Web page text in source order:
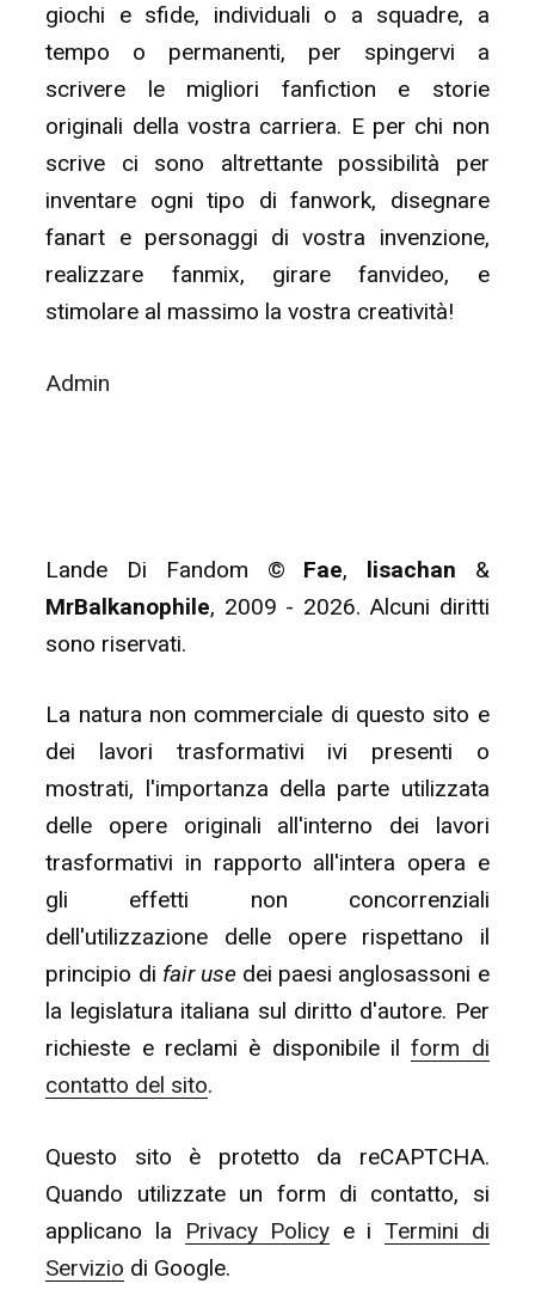
giochi e sfide, individuali o a squadre, a
tempo o permanenti, per spingervi a
scrivere le migliori fanfiction e storie
originali della vostra carriera. E per chi non
scrive ci sono altrettante possibilità per
inventare ogni tipo di fanwork, disegnare
fanart e personaggi di vostra invenzione,
realizzare fanmix, girare fanvideo, e
stimolare al massimo la vostra creatività!
Admin
Lande Di Fandom © Fae, lisachan &
MrBalkanophile, 2009 - 2026. Alcuni diritti
sono riservati.
La natura non commerciale di questo sito e
dei lavori trasformativi ivi presenti o
mostrati, l'importanza della parte utilizzata
delle opere originali all'interno dei lavori
trasformativi in rapporto all'intera opera e
gli effetti non concorrenziali
dell'utilizzazione delle opere rispettano il
principio di fair usedei paesi anglosassoni e
la legislatura italiana sul diritto d'autore. Per
richieste e reclami è disponibile ilform di
contatto del sito.
Questo sito è protetto da reCAPTCHA.
Quando utilizzate un form di contatto, si
applicano la
Privacy Policy e iTermini di
Servizio di Google.